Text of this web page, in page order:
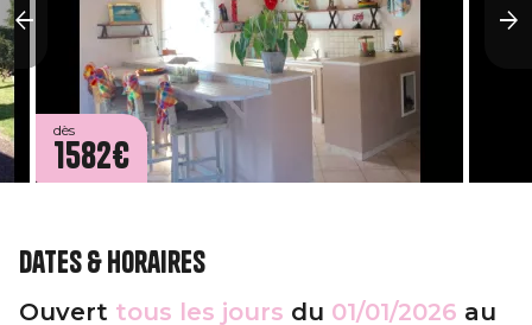
dès
1582€
Dates & horaires
Ouvert tous les jours du 01/01/2026 au